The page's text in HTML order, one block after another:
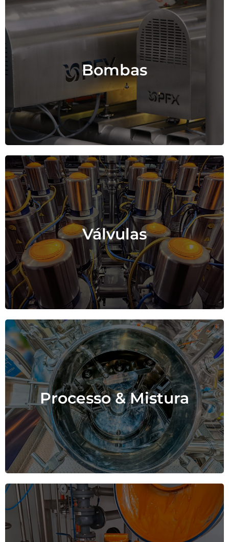
Bombas
Soluções de bombeamento
higiénicas e industriais de alto
desempenho.
Válvulas
Componentes de controlo de fluxo
de precisão para linhas de
processamento.
Processo & Mistura
Tecnologia PERFINOX original e
componentes especializados de
parceiros.